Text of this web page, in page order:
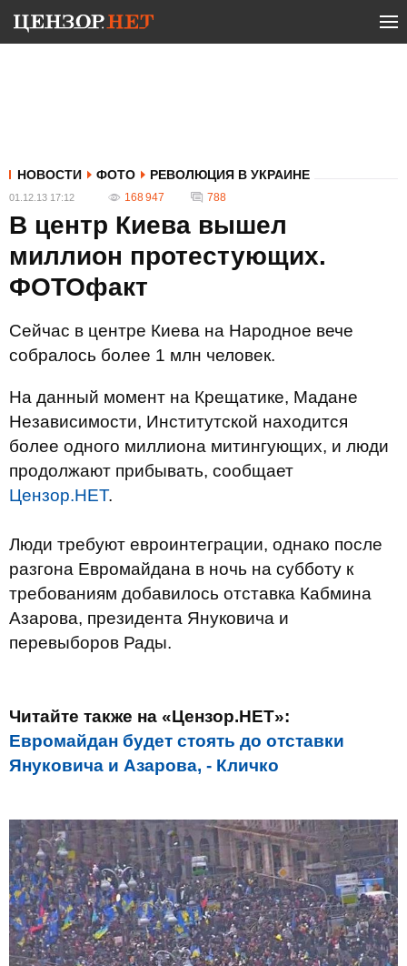
НОВОСТИ ФОТО РЕВОЛЮЦИЯ В УКРАИНЕ
01.12.13 17:12 168 947 788
В центр Киева вышел
миллион протестующих.
ФОТОфакт
Сейчас в центре Киева на Народное вече
собралось более 1 млн человек.
На данный момент на Крещатике, Мадане
Независимости, Институтской находится
более одного миллиона митингующих, и люди
продолжают прибывать, сообщает
Цензор.НЕТ.
Люди требуют евроинтеграции, однако после
разгона Евромайдана в ночь на субботу к
требованиям добавилось отставка Кабмина
Азарова, президента Януковича и
перевыборов Рады.
Читайте также на «Цензор.НЕТ»:
Евромайдан будет стоять до отставки
Януковича и Азарова, - Кличко